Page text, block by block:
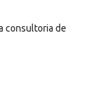
consultoria de